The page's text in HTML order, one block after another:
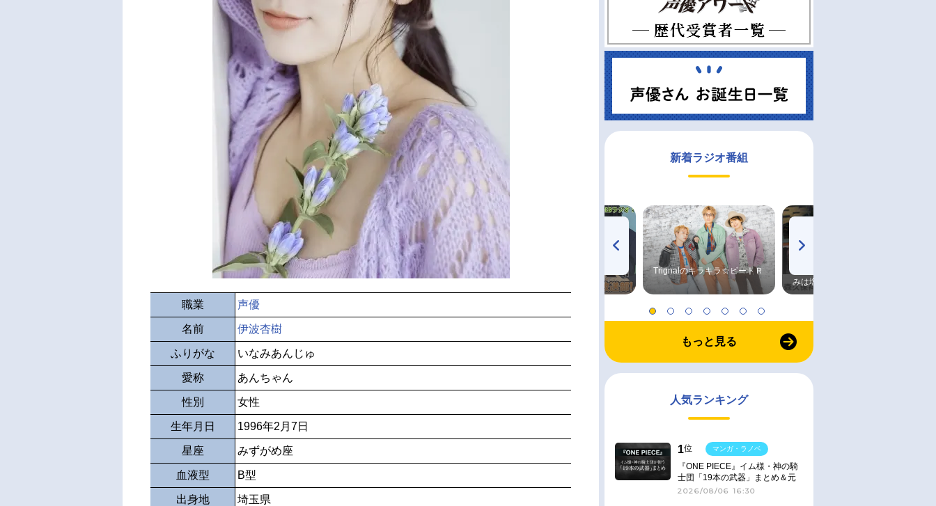
職業 声優
名前 伊波杏樹
ふりがな いなみあんじゅ
愛称 あんちゃん
性別 女性
生年月日 1996年2月7日
星座 みずがめ座
血液型 B型
出身地 埼玉県
新着ラジオ番組
TVアニメ『戦隊大失格』
radio 大直会 2nd season
Trignalのキラキラ☆ビートＲ
みは塩だけ
もっと見る
人気ランキング
1位
『ONE PIECE』イム様・神の騎
士団「19本の武器」まとめ＆元
ネタ
2026/08/06 16:30
マンガ・ラノベ